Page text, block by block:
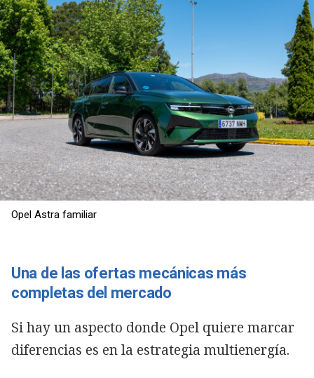
Opel Astra familiar
Una de las ofertas mecánicas más
completas del mercado
Si hay un aspecto donde Opel quiere marcar
diferencias es en la estrategia multienergía.